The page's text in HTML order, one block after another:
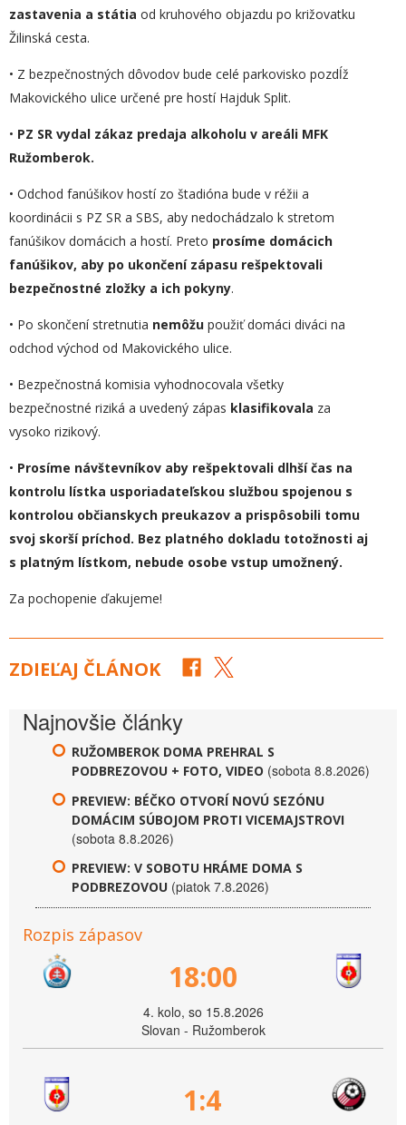
zastavenia a státia od kruhového objazdu po križovatku
Žilinská cesta.
• Z bezpečnostných dôvodov bude celé parkovisko pozdĺž
Makovického ulice určené pre hostí Hajduk Split.
• PZ SR vydal zákaz predaja alkoholu v areáli MFK
Ružomberok.
• Odchod fanúšikov hostí zo štadióna bude v réžii a
koordinácii s PZ SR a SBS, aby nedochádzalo k stretom
fanúšikov domácich a hostí. Preto prosíme domácich
fanúšikov, aby po ukončení zápasu rešpektovali
bezpečnostné zložky a ich pokyny.
• Po skončení stretnutia nemôžu použiť domáci diváci na
odchod východ od Makovického ulice.
• Bezpečnostná komisia vyhodnocovala všetky
bezpečnostné riziká a uvedený zápas klasifikovala za
vysoko rizikový.
• Prosíme návštevníkov aby rešpektovali dlhší čas na
kontrolu lístka usporiadateľskou službou spojenou s
kontrolou občianskych preukazov a prispôsobili tomu
svoj skorší príchod. Bez platného dokladu totožnosti aj
s platným lístkom, nebude osobe vstup umožnený.
Za pochopenie ďakujeme!
ZDIEĽAJ ČLÁNOK
Najnovšie články
RUŽOMBEROK DOMA PREHRAL S
PODBREZOVOU + FOTO, VIDEO (sobota 8.8.2026)
PREVIEW: BÉČKO OTVORÍ NOVÚ SEZÓNU
DOMÁCIM SÚBOJOM PROTI VICEMAJSTROVI
(sobota 8.8.2026)
PREVIEW: V SOBOTU HRÁME DOMA S
PODBREZOVOU (piatok 7.8.2026)
Rozpis zápasov
18:00
4. kolo, so 15.8.2026
Slovan - Ružomberok
1:4